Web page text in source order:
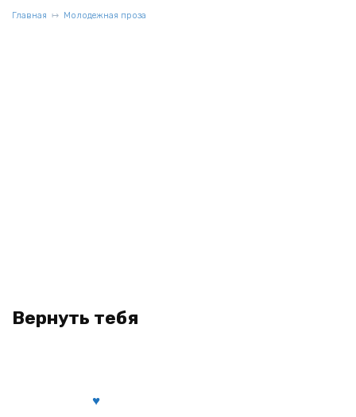
Главная Молодежная проза
Вернуть тебя